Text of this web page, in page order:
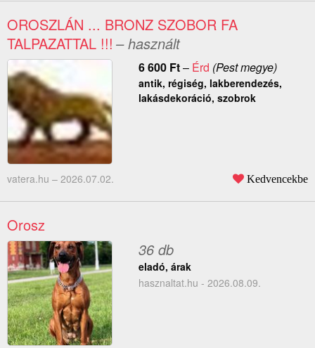
OROSZLÁN ... BRONZ SZOBOR FA
TALPAZATTAL !!! – használt
6 600 Ft– Érd (Pest megye)
antik, régiség, lakberendezés,
lakásdekoráció, szobrok
vatera.hu – 2026.07.02. Kedvencekbe
Orosz
36 db
eladó, árak
hasznaltat.hu - 2026.08.09.